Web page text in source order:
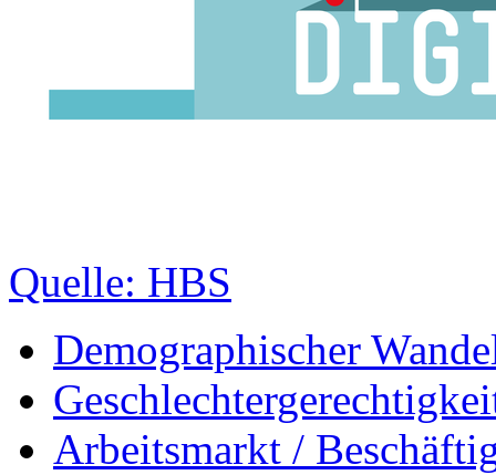
Quelle: HBS
Demographischer
Arbeitsmarkt /